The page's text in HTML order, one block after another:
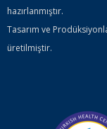
hazırlanmıştır.
Tasarım ve
üretilmiştir.